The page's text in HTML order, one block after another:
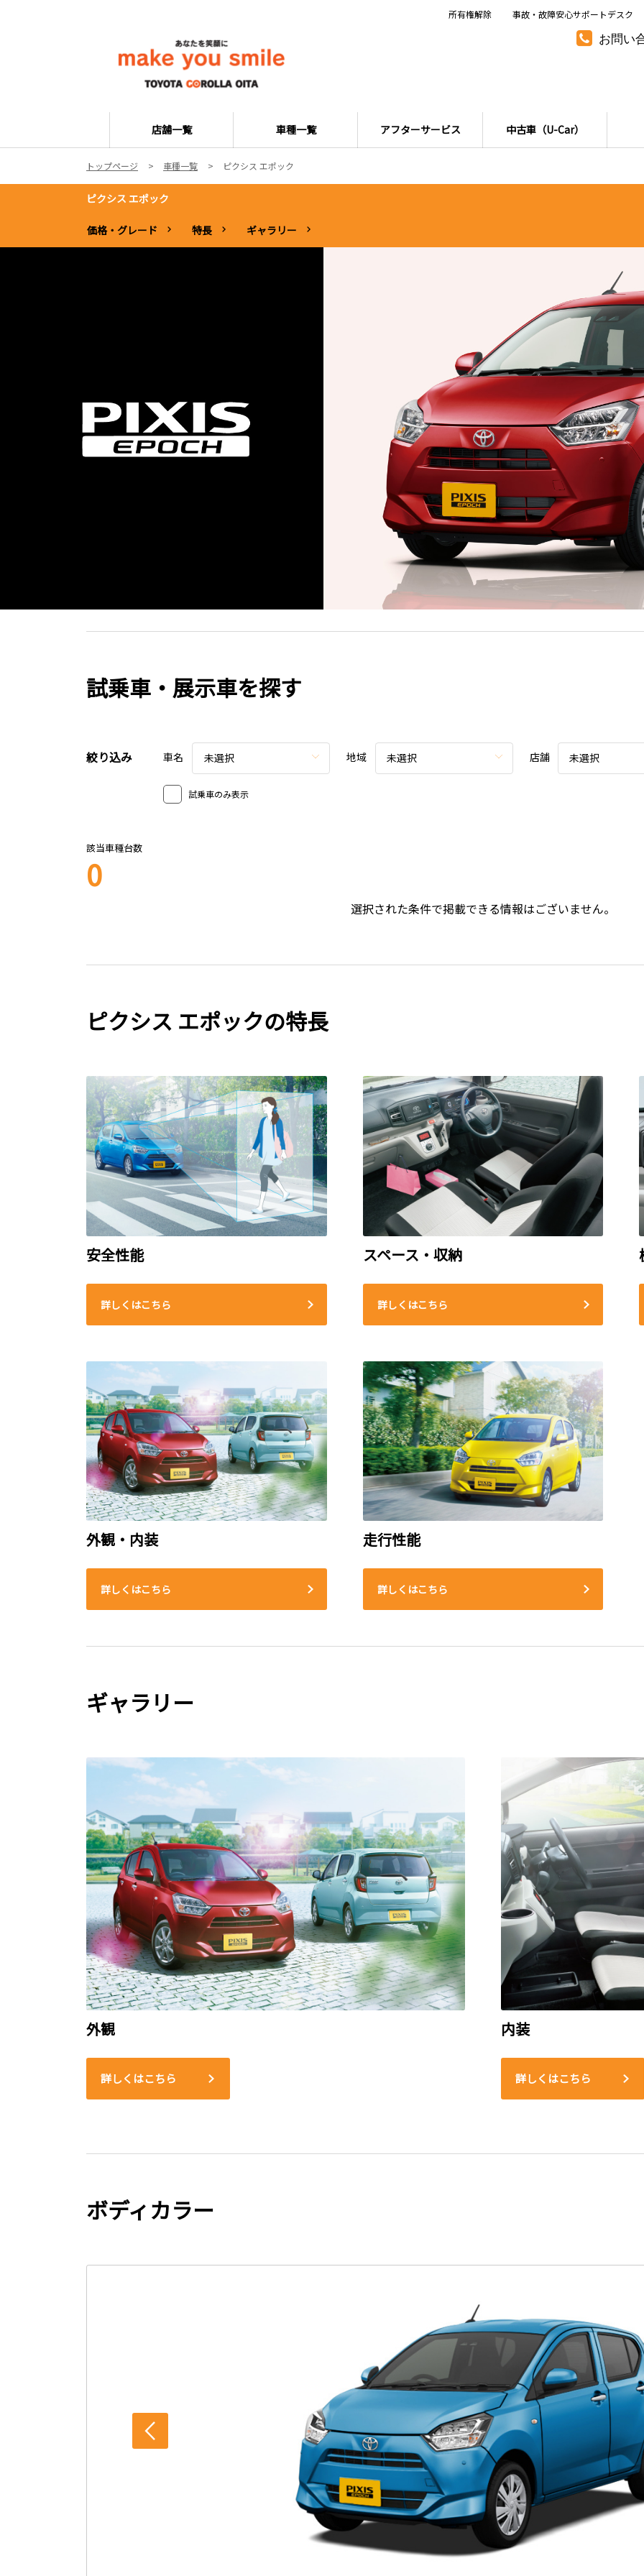
お問い
店舗一覧 車種一覧 アフターサービス 中古車（U-Car）
所有権解除 事故・故障安心サポートデスク
トップページ 車種一覧 ピクシス エポック
ピクシス エポック
価格・グレード 特長 ギャラリー
試乗車・展示車を探す
絞り込み 車名 未選択 地域 未選択 店舗 未選択
試乗車のみ表示
該当車種台数
0
選択された条件で掲載できる情報はございません。
ピクシス エポックの特長
安全性能
詳しくはこちら
スペース・収納
詳しくはこちら
外観・内装
詳しくはこちら
走行性能
詳しくはこちら
ギャラリー
外観
詳しくはこちら
内装
詳しくはこちら
ボディカラー